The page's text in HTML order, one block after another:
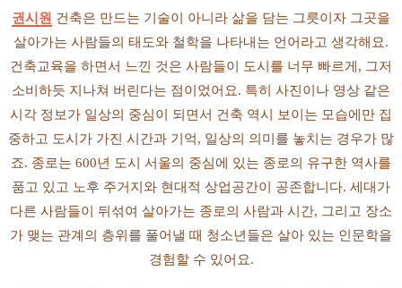
권시원 건축은 만드는 기술이 아니라 삶을 담는 그릇이자 그곳을
살아가는 사람들의 태도와 철학을 나타내는 언어라고 생각해요.
건축교육을 하면서 느낀 것은 사람들이 도시를 너무 빠르게, 그저
소비하듯 지나쳐 버린다는 점이었어요. 특히 사진이나 영상 같은
시각 정보가 일상의 중심이 되면서 건축 역시 보이는 모습에만 집
중하고 도시가 가진 시간과 기억, 일상의 의미를 놓치는 경우가 많
죠. 종로는 600년 도시 서울의 중심에 있는 종로의 유구한 역사를
품고 있고 노후 주거지와 현대적 상업공간이 공존합니다. 세대가
다른 사람들이 뒤섞여 살아가는 종로의 사람과 시간, 그리고 장소
가 맺는 관계의 층위를 풀어낼 때 청소년들은 살아 있는 인문학을
경험할 수 있어요.